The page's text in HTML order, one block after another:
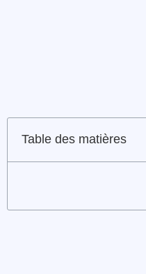
Table des matières